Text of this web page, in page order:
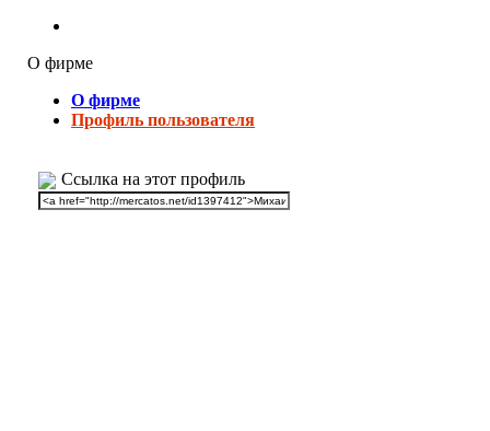
О фирме
О фирме
Профиль пользователя
Ссылка на этот профиль